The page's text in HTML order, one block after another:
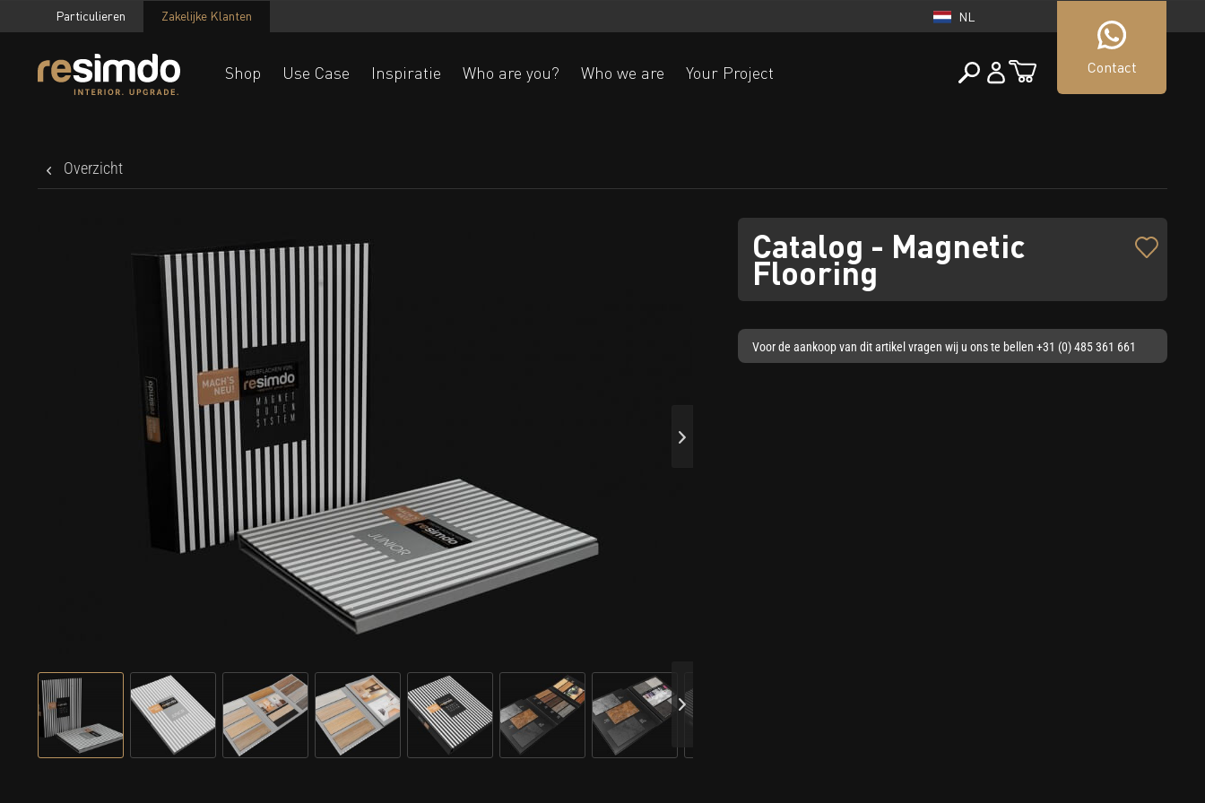
Particulieren Zakelijke Klanten NL
Contact
Shop Use Case Inspiratie Who are you? Who we are Your Project
Overzicht
Catalog - Magnetic
Flooring
Voor de aankoop van dit artikel vragen wij u ons te bellen +31 (0) 485 361 661